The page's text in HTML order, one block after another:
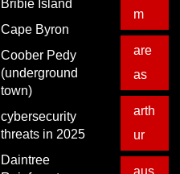
Bribie Island
Cape Byron
Coober Pedy
(underground
town)
cybersecurity
threats in 2025
Daintree
m
are
as
arth
ur
aus